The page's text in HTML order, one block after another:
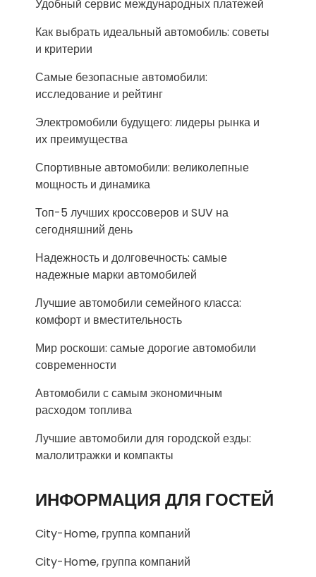
Удобный сервис международных платежей
Как выбрать идеальный автомобиль: советы
и критерии
Самые безопасные автомобили:
исследование и рейтинг
Электромобили будущего: лидеры рынка и
их преимущества
Спортивные автомобили: великолепные
мощность и динамика
Топ-5 лучших кроссоверов и SUV на
сегодняшний день
Надежность и долговечность: самые
надежные марки автомобилей
Лучшие автомобили семейного класса:
комфорт и вместительность
Мир роскоши: самые дорогие автомобили
современности
Автомобили с самым экономичным
расходом топлива
Лучшие автомобили для городской езды:
малолитражки и компакты
ИНФОРМАЦИЯ ДЛЯ ГОСТЕЙ
City-Home, группа компаний
City-Home, группа компаний